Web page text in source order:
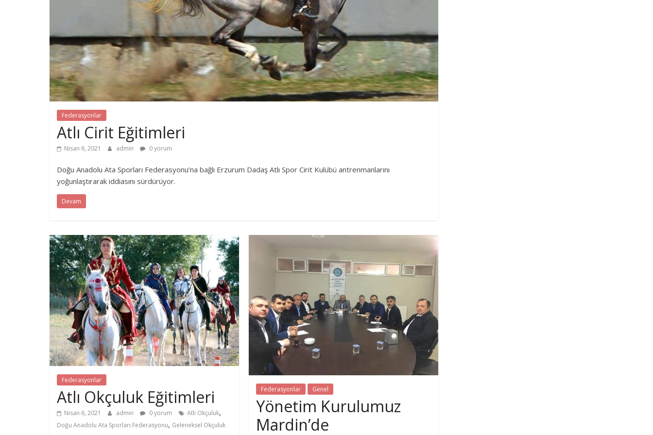
Federasyonlar
Atlı Cirit Eğitimleri
Nisan 6, 2021 admin 0 yorum
Doğu Anadolu Ata Sporları Federasyonu’na bağlı Erzurum Dadaş Atlı Spor Cirit Kulübü antrenmanlarını
yoğunlaştırarak iddiasını sürdürüyor.
Devam
Federasyonlar
Atlı Okçuluk Eğitimleri
Nisan 6, 2021 admin 0 yorum Atlı Okçuluk,
Doğu Anadolu Ata Sporları Federasyonu, Geleneksel Okçuluk
Federasyonlar Genel
Yönetim Kurulumuz
Mardin’de